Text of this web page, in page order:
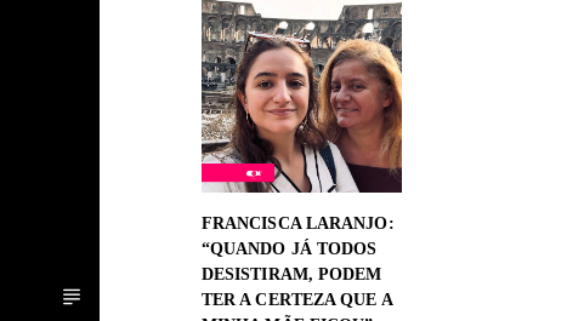
FRANCISCA LARANJO:
“QUANDO JÁ TODOS
DESISTIRAM, PODEM
TER A CERTEZA QUE A